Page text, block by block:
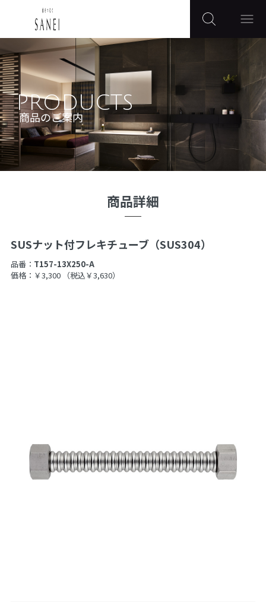
PRODUCTS
商品のご案内
商品詳細
SUSナット付フレキチューブ（SUS304）
品番： T157-13X250-A
価格：￥3,300
（税込￥3,630）